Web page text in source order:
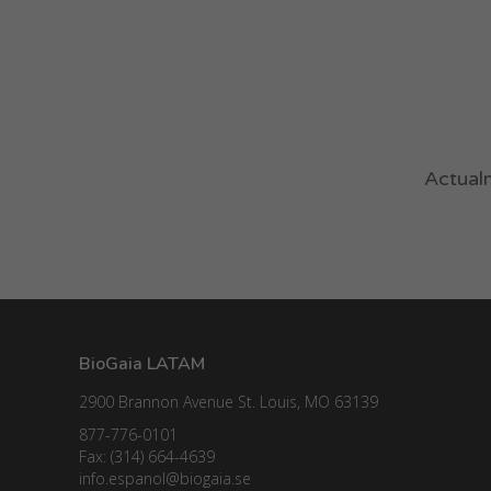
BioGaia LATAM
2900 Brannon Avenue St. Louis, MO 63139
877-776-0101
Fax: (314) 664-4639
info.espanol@biogaia.se